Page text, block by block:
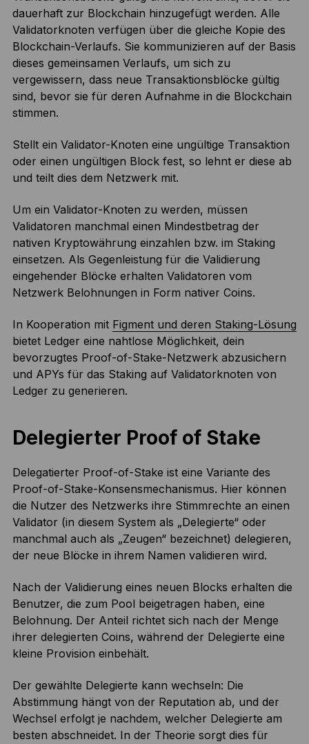
dauerhaft zur Blockchain hinzugefügt werden. Alle
Validatorknoten verfügen über die gleiche Kopie des
Blockchain-Verlaufs. Sie kommunizieren auf der Basis
dieses gemeinsamen Verlaufs, um sich zu
vergewissern, dass neue Transaktionsblöcke gültig
sind, bevor sie für deren Aufnahme in die Blockchain
stimmen.
Stellt ein Validator-Knoten eine ungültige Transaktion
oder einen ungültigen Block fest, so lehnt er diese ab
und teilt dies dem Netzwerk mit.
Um ein Validator-Knoten zu werden, müssen
Validatoren manchmal einen Mindestbetrag der
nativen Kryptowährung einzahlen bzw. im Staking
einsetzen. Als Gegenleistung für die Validierung
eingehender Blöcke erhalten Validatoren vom
Netzwerk Belohnungen in Form nativer Coins.
In Kooperation mit Figment und deren Staking-Lösung
bietet Ledger eine nahtlose Möglichkeit, dein
bevorzugtes Proof-of-Stake-Netzwerk abzusichern
und APYs für das Staking auf Validatorknoten von
Ledger zu generieren.
Delegierter Proof of Stake
Delegatierter Proof-of-Stake ist eine Variante des
Proof-of-Stake-Konsensmechanismus. Hier können
die Nutzer des Netzwerks ihre Stimmrechte an einen
Validator (in diesem System als „Delegierte“ oder
manchmal auch als „Zeugen“ bezeichnet) delegieren,
der neue Blöcke in ihrem Namen validieren wird.
Nach der Validierung eines neuen Blocks erhalten die
Benutzer, die zum Pool beigetragen haben, eine
Belohnung. Der Anteil richtet sich nach der Menge
ihrer delegierten Coins, während der Delegierte eine
kleine Provision einbehält.
Der gewählte Delegierte kann wechseln: Die
Abstimmung hängt von der Reputation ab, und der
Wechsel erfolgt je nachdem, welcher Delegierte am
besten abschneidet. In der Theorie sorgt dies für